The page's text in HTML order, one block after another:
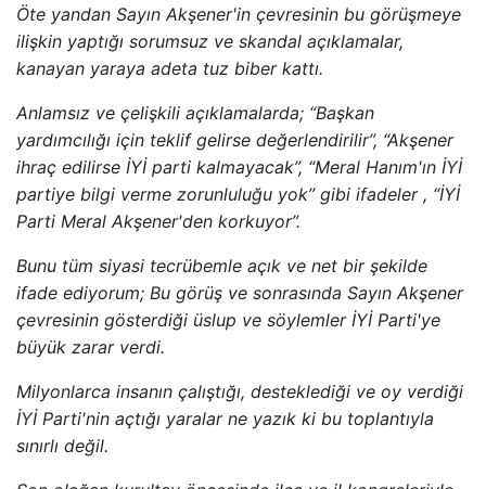
Öte yandan Sayın Akşener'in çevresinin bu görüşmeye
ilişkin yaptığı sorumsuz ve skandal açıklamalar,
kanayan yaraya adeta tuz biber kattı.
Anlamsız ve çelişkili açıklamalarda; “Başkan
yardımcılığı için teklif gelirse değerlendirilir”, “Akşener
ihraç edilirse İYİ parti kalmayacak”, “Meral Hanım'ın İYİ
partiye bilgi verme zorunluluğu yok” gibi ifadeler , “İYİ
Parti Meral Akşener'den korkuyor”.
Bunu tüm siyasi tecrübemle açık ve net bir şekilde
ifade ediyorum; Bu görüş ve sonrasında Sayın Akşener
çevresinin gösterdiği üslup ve söylemler İYİ Parti'ye
büyük zarar verdi.
Milyonlarca insanın çalıştığı, desteklediği ve oy verdiği
İYİ Parti'nin açtığı yaralar ne yazık ki bu toplantıyla
sınırlı değil.